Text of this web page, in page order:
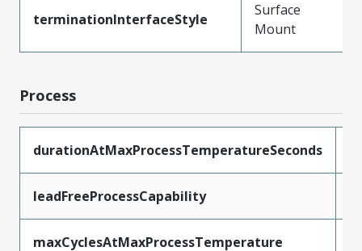
terminationInterfaceStyle
Surface
Mount
Process
durationAtMaxProcessTemperatureSeconds
leadFreeProcessCapability
maxCyclesAtMaxProcessTemperature